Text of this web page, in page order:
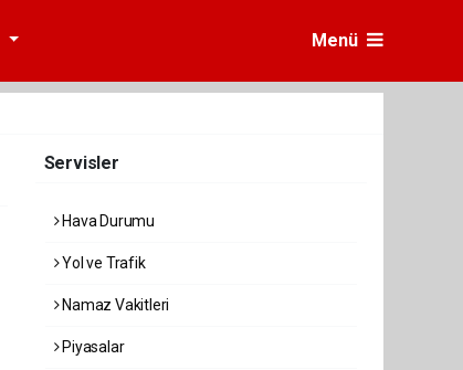
Menü
Servisler
Hava Durumu
Yol ve Trafik
Namaz Vakitleri
Piyasalar